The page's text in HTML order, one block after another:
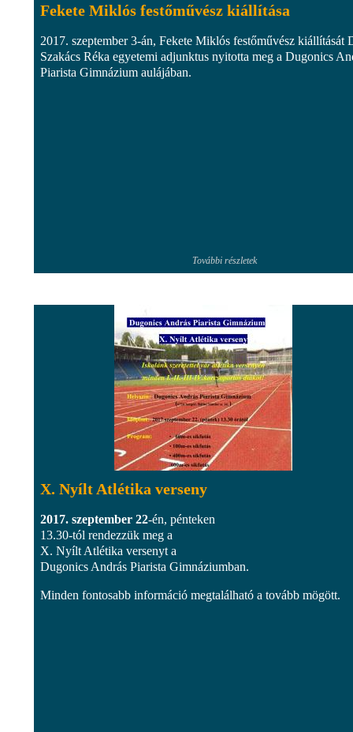
Fekete Miklós festőművész kiállítása
2017. szeptember 3-án, Fekete Miklós festőművész kiállítását
Szakács Réka egyetemi adjunktus nyitotta meg a Dugonics
Piarista Gimnázium aulájában.
További részletek
X. Nyílt Atlétika verseny
2017. szeptember 22-én, pénteken
13.30-tól rendezzük meg a
X. Nyílt Atlétika versenyt a
Dugonics András Piarista Gimnáziumban.
Minden fontosabb információ megtalálható a tovább mögött.